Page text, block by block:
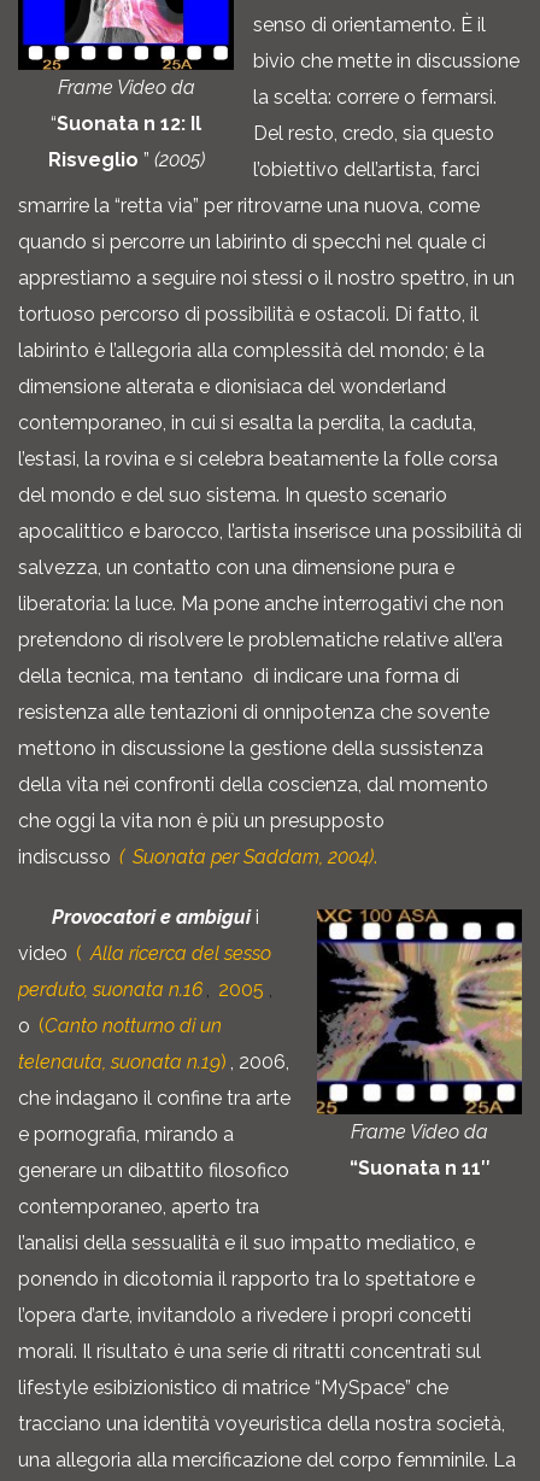
Frame Video da
“Suonata n 12: Il
Risveglio ” (2005)
senso di orientamento. È il
bivio che mette in discussione
la scelta: correre o fermarsi.
Del resto, credo, sia questo
l’obiettivo dell’artista, farci
smarrire la “retta via” per ritrovarne una nuova, come
quando si percorre un labirinto di specchi nel quale ci
apprestiamo a seguire noi stessi o il nostro spettro, in un
tortuoso percorso di possibilità e ostacoli. Di fatto, il
labirinto è l’allegoria alla complessità del mondo; è la
dimensione alterata e dionisiaca del wonderland
contemporaneo, in cui si esalta la perdita, la caduta,
l’estasi, la rovina e si celebra beatamente la folle corsa
del mondo e del suo sistema. In questo scenario
apocalittico e barocco, l’artista inserisce una possibilità di
salvezza, un contatto con una dimensione pura e
liberatoria: la luce. Ma pone anche interrogativi che non
pretendono di risolvere le problematiche relative all’era
della tecnica, ma tentano di indicare una forma di
resistenza alle tentazioni di onnipotenza che sovente
mettono in discussione la gestione della sussistenza
della vita nei confronti della coscienza, dal momento
che oggi la vita non è più un presupposto
indiscusso ( Suonata per Saddam, 2004).
Frame Video da
“Suonata n 11″
Provocatori e ambiguii
video ( Alla ricerca del sesso
perduto, suonata n.16 , 2005 ,
o (Canto notturno di un
telenauta, suonata n.19) , 2006,
che indagano il confine tra arte
e pornografia, mirando a
generare un dibattito filosofico
contemporaneo, aperto tra
l’analisi della sessualità e il suo impatto mediatico, e
ponendo in dicotomia il rapporto tra lo spettatore e
l’opera d’arte, invitandolo a rivedere i propri concetti
morali. Il risultato è una serie di ritratti concentrati sul
lifestyle esibizionistico di matrice “MySpace” che
tracciano una identità voyeuristica della nostra società,
una allegoria alla mercificazione del corpo femminile. La